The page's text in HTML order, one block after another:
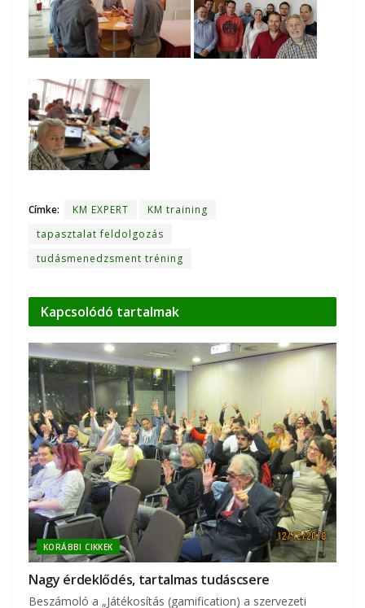
Címke: KM EXPERT
KM training
tapasztalat feldolgozás
tudásmenedzsment tréning
Kapcsolódó tartalmak
KORÁBBI CIKKEK
Nagy érdeklődés, tartalmas tudáscsere
Beszámoló a „Játékosítás (gamification) a szervezeti